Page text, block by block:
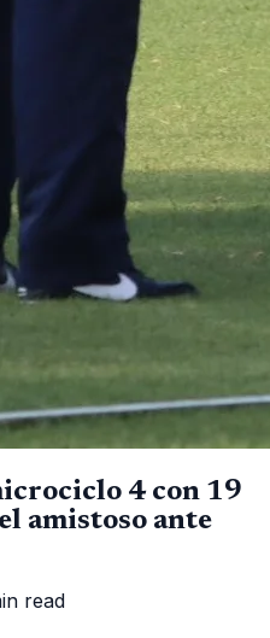
4 con 19
amistoso ante
read